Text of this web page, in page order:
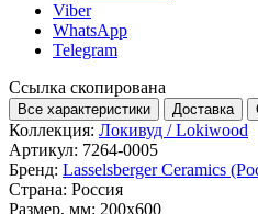
Viber
WhatsApp
Telegram
Ссылка скопирована
Все характеристики Доставка
Коллекция: Локивуд / Lokiwood
Артикул: 7264-0005
Бренд: Lasselsberger Ceramics
Страна: Россия
Размер, мм: 200x600